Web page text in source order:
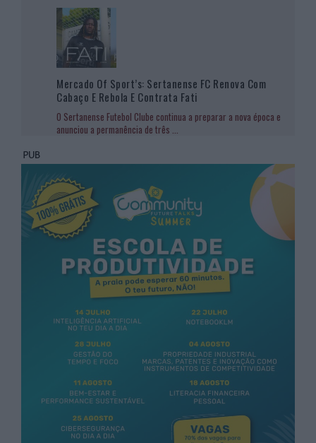
Mercado Of Sport’s: Sertanense FC Renova Com
Cabaço E Rebola E Contrata Fati
O Sertanense Futebol Clube continua a preparar a nova época e
anunciou a permanência de três ...